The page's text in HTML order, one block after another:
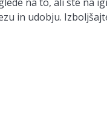
in udobju.